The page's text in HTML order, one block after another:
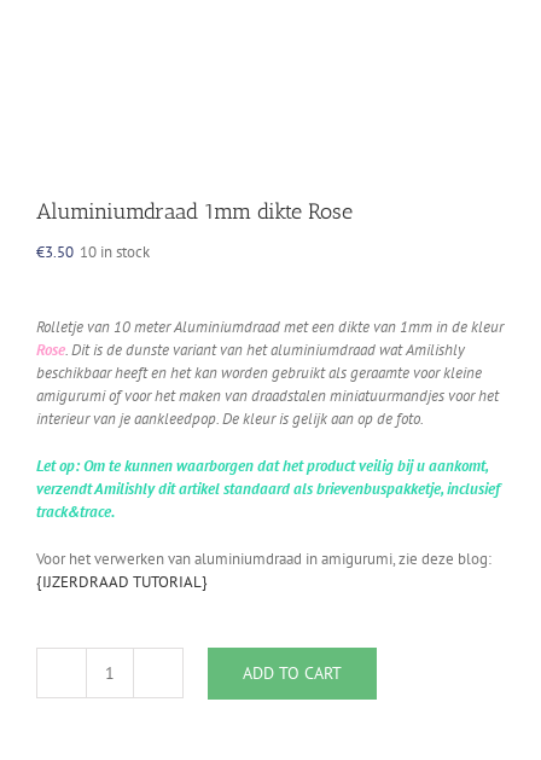
Aluminiumdraad 1mm dikte Rose
€3.50 10 in stock
Rolletje van 10 meter Aluminiumdraad met een dikte van 1mm in de kleur
Rose. Dit is de dunste variant van het aluminiumdraad wat Amilishly
beschikbaar heeft en het kan worden gebruikt als geraamte voor kleine
amigurumi of voor het maken van draadstalen miniatuurmandjes voor het
interieur van je aankleedpop. De kleur is gelijk aan op de foto.
Let op: Om te kunnen waarborgen dat het product veilig bij u aankomt,
verzendt Amilishly dit artikel standaard als brievenbuspakketje, inclusief
track&trace.
Voor het verwerken van aluminiumdraad in amigurumi, zie deze blog:
{IJZERDRAAD TUTORIAL}
Aluminiumdraad
ADD TO CART